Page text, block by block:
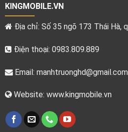
KINGMOBILE.VN
Địa chỉ: Số 35 ngõ 173 Thái Hà,
Điện thoại: 0983.809.889
Email: manhtruonghd@gmail.com
Website: www.kingmobile.vn